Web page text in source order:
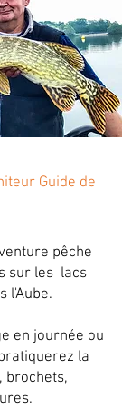
Guide de
pêche
sur les lacs
l'Aube.
en journée ou
la
brochets,